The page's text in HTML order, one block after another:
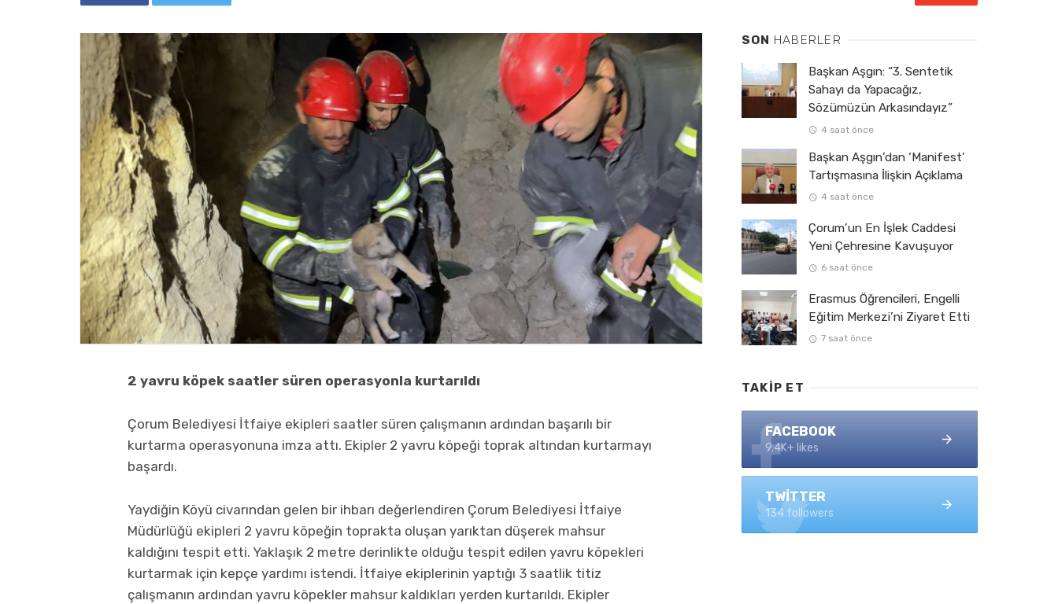
2 yavru köpek saatler süren operasyonla kurtarıldı
Çorum Belediyesi İtfaiye ekipleri saatler süren çalışmanın ardından başarılı bir
kurtarma operasyonuna imza attı. Ekipler 2 yavru köpeği toprak altından kurtarmayı
başardı.
Yaydiğin Köyü civarından gelen bir ihbarı değerlendiren Çorum Belediyesi İtfaiye
Müdürlüğü ekipleri 2 yavru köpeğin toprakta oluşan yarıktan düşerek mahsur
kaldığını tespit etti. Yaklaşık 2 metre derinlikte olduğu tespit edilen yavru köpekleri
kurtarmak için kepçe yardımı istendi. İtfaiye ekiplerinin yaptığı 3 saatlik titiz
çalışmanın ardından yavru köpekler mahsur kaldıkları yerden kurtarıldı. Ekipler
SON HABERLER
Başkan Aşgın: “3. Sentetik
Sahayı da Yapacağız,
Sözümüzün Arkasındayız”
4 saat önce
Başkan Aşgın’dan ‘Manifest’
Tartışmasına İlişkin Açıklama
4 saat önce
Çorum’un En İşlek Caddesi
Yeni Çehresine Kavuşuyor
6 saat önce
Erasmus Öğrencileri, Engelli
Eğitim Merkezi’ni Ziyaret Etti
7 saat önce
TAKIP ET
FACEBOOK
9.4K+ likes
TWITTER
134 followers